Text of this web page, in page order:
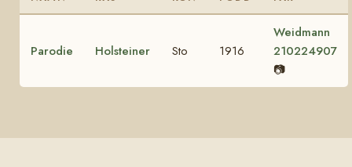
Parodie Holsteiner Sto 1916
Weidmann
210224907
📷